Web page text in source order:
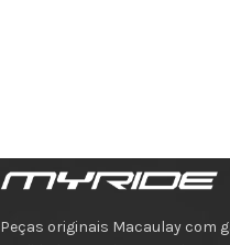
Peças originais Macaulay com